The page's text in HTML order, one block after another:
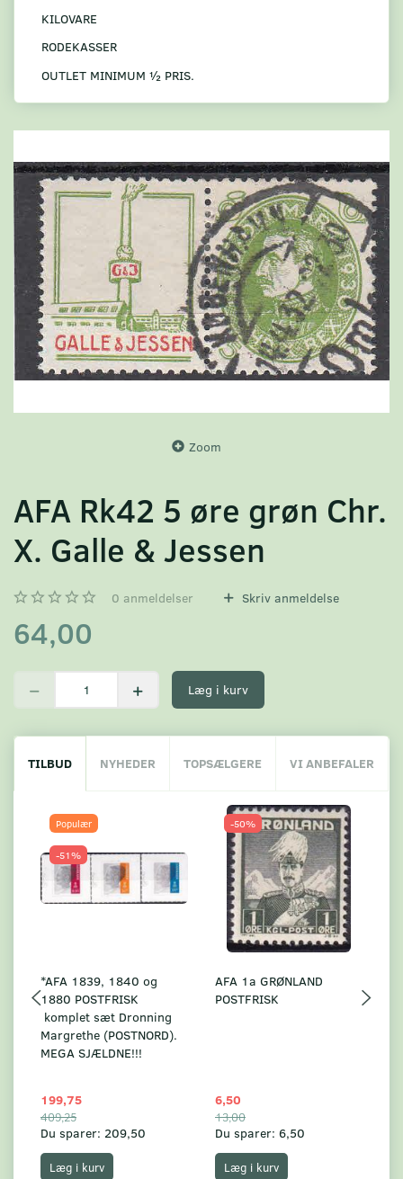
KILOVARE
RODEKASSER
OUTLET MINIMUM ½ PRIS.
Zoom
AFA Rk42 5 øre grøn Chr.
X. Galle & Jessen
0 anmeldelser Skriv anmeldelse
64,00
Læg i kurv
TILBUD NYHEDER TOPSÆLGERE VI ANBEFALER
Populær
-51%
*AFA 1839, 1840 og
1880 POSTFRISK
komplet sæt Dronning
Margrethe (POSTNORD).
MEGA SJÆLDNE!!!
199,75
409,25
Du sparer: 209,50
Læg i kurv
-50%
AFA 1a GRØNLAND
POSTFRISK
6,50
13,00
Du sparer: 6,50
Læg i kurv